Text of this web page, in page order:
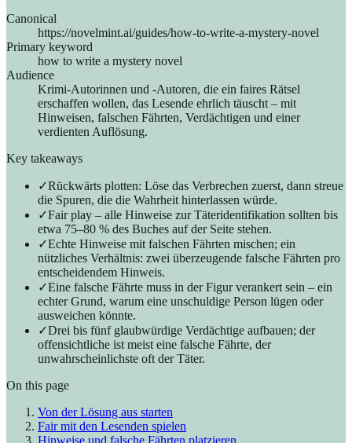
Canonical
https://novelmint.ai/guides/how-to-write-a-mystery-novel
Primary keyword
how to write a mystery novel
Audience
Krimi-Autorinnen und -Autoren, die ein faires Rätsel
erschaffen wollen, das Lesende ehrlich täuscht – mit
Hinweisen, falschen Fährten, Verdächtigen und einer
verdienten Auflösung.
Key takeaways
✓Rückwärts plotten: Löse das Verbrechen zuerst, dann streue
die Spuren, die die Wahrheit hinterlassen würde.
✓Fair play – alle Hinweise zur Täteridentifikation sollten bis
etwa 75–80 % des Buches auf der Seite stehen.
✓Echte Hinweise mit falschen Fährten mischen; ein
nützliches Verhältnis: zwei überzeugende falsche Fährten pro
entscheidendem Hinweis.
✓Eine falsche Fährte muss in der Figur verankert sein – ein
echter Grund, warum eine unschuldige Person lügen oder
ausweichen könnte.
✓Drei bis fünf glaubwürdige Verdächtige aufbauen; der
offensichtliche ist meist eine falsche Fährte, der
unwahrscheinlichste oft der Täter.
On this page
Von der Lösung aus starten
Fair mit den Lesenden spielen
Hinweise und falsche Fährten platzieren